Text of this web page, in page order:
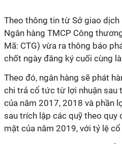
Theo thông tin từ Sở giao dịch
Ngân hàng TMCP Công
Mã: CTG) vừa ra thông báo
chốt ngày đăng ký cuối cùng
Theo đó, ngân hàng sẽ phát
chi trả cổ tức từ lợi nhuận sau
của năm 2017, 2018 và phần
sau trích lập các quỹ theo quy
mặt của năm 2019, với tỷ lệ